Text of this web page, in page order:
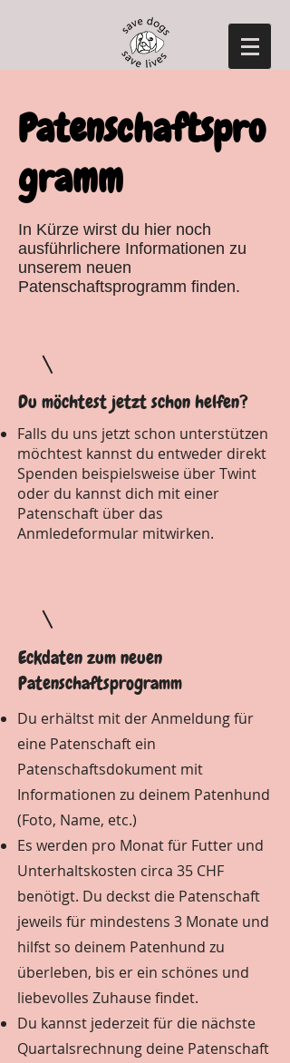
Patenschaftspro
gramm
In Kürze wirst du hier noch
ausführlichere Informationen zu
unserem neuen
Patenschaftsprogramm finden.
Du möchtest jetzt schon helfen?
Falls du uns jetzt schon unterstützen
möchtest kannst du entweder direkt
Spenden beispielsweise über Twint
oder du kannst dich mit einer
Patenschaft über das
Anmledeformular mitwirken.
Eckdaten zum neuen
Patenschaftsprogramm
Du erhältst mit der Anmeldung für
eine Patenschaft ein
Patenschaftsdokument mit
Informationen zu deinem Patenhund
(Foto, Name, etc.)
Es werden pro Monat für Futter und
Unterhaltskosten circa 35 CHF
benötigt. Du deckst die Patenschaft
jeweils für mindestens 3 Monate und
hilfst so deinem Patenhund zu
überleben, bis er ein schönes und
liebevolles Zuhause findet.
Du kannst jederzeit für die nächste
Quartalsrechnung deine Patenschaft